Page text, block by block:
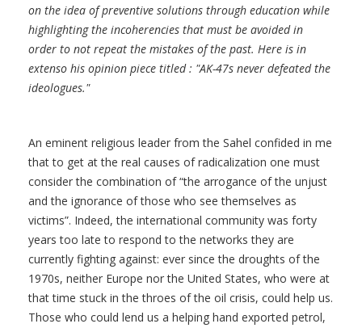
on the idea of preventive solutions through education while
highlighting the incoherencies that must be avoided in
order to not repeat the mistakes of the past. Here is in
extenso his opinion piece titled : "AK-47s never defeated the
ideologues."
An eminent religious leader from the Sahel confided in me
that to get at the real causes of radicalization one must
consider the combination of “the arrogance of the unjust
and the ignorance of those who see themselves as
victims”. Indeed, the international community was forty
years too late to respond to the networks they are
currently fighting against: ever since the droughts of the
1970s, neither Europe nor the United States, who were at
that time stuck in the throes of the oil crisis, could help us.
Those who could lend us a helping hand exported petrol,